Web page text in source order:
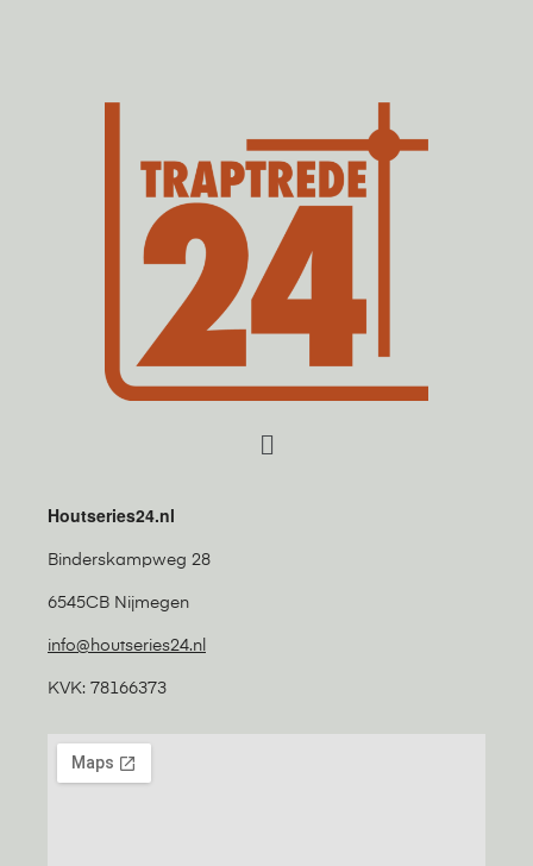
Houtseries24.nl
Binderskampweg 28
6545CB Nijmegen
info@houtseries24.nl
KVK: 78166373